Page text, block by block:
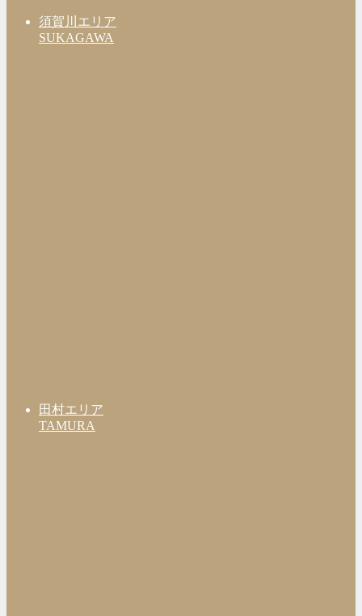
須賀川エリア
SUKAGAWA
田村エリア
TAMURA